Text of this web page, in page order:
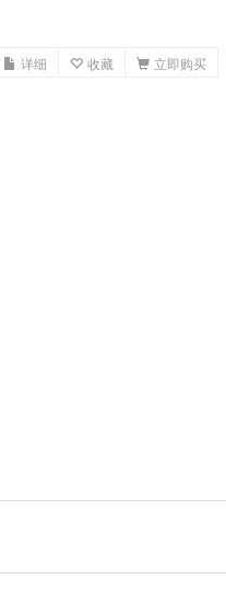
详细 收藏 立即购买